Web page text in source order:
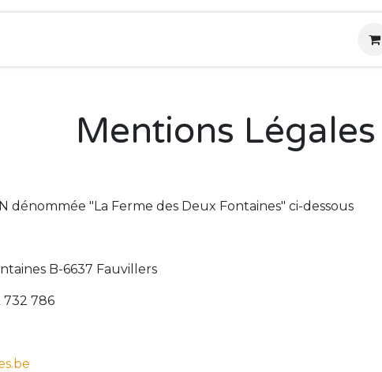
Nos paniers de légumes
Mentions Légales
dénommée "La Ferme des Deux Fontaines" ci-dessous
B-6637 Fauvillers
732 786